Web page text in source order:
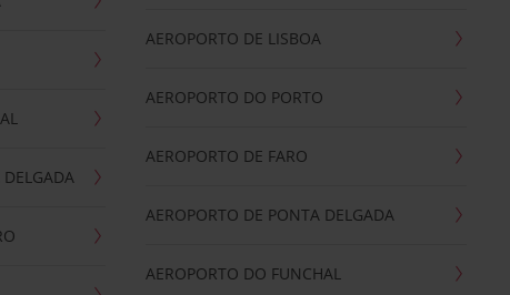
AEROPORTO DE LISBOA
AEROPORTO DO PORTO
AEROPORTO DE FARO
AEROPORTO DE PONTA DELGADA
AEROPORTO DO FUNCHAL